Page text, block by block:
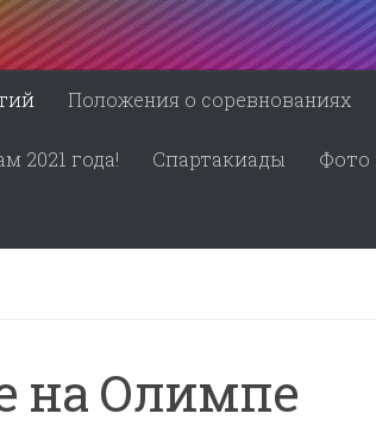
Положения о соревнованиях
2021 года! Спартакиады Фото
на Олимпе